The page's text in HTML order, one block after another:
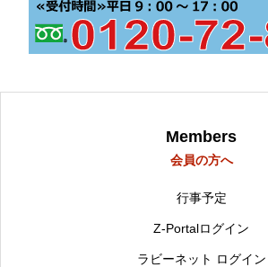
Members
会員の方へ
行事予定
Z-Portalログイン
ラビーネット ログイン